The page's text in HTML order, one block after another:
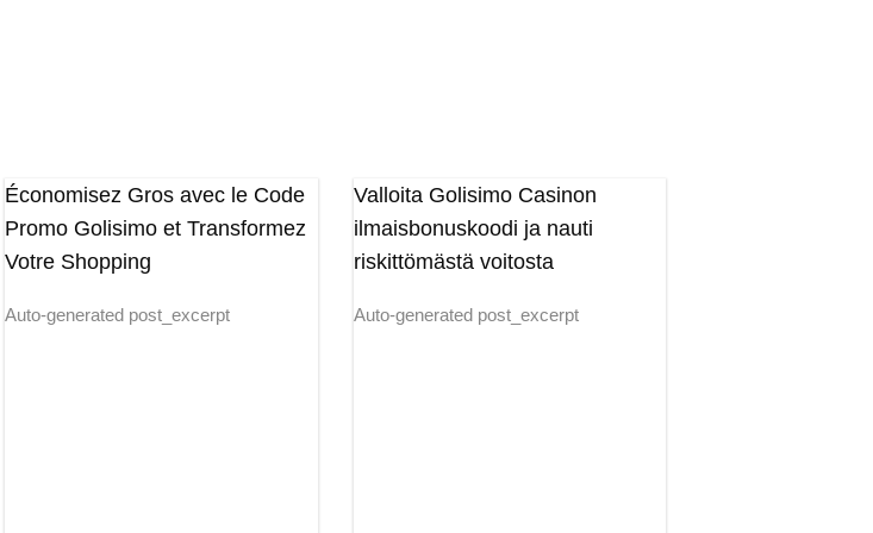
Économisez Gros avec le Code
Promo Golisimo et Transformez
Votre Shopping
Auto-generated post_excerpt
Valloita Golisimo Casinon
ilmaisbonuskoodi ja nauti
riskittömästä voitosta
Auto-generated post_excerpt